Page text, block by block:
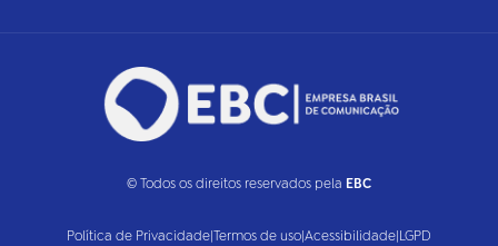
© Todos os direitos reservados pela EBC
Política de Privacidade|Termos de uso|Acessibilidade|LGPD